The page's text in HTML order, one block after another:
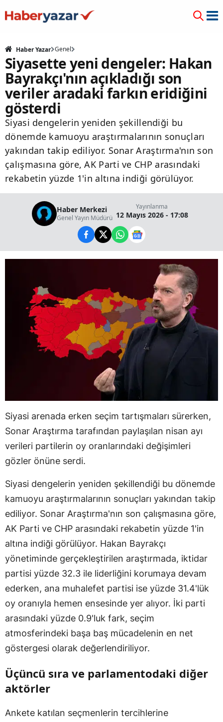
Haber Yazar Genel
Siyasette yeni dengeler: Hakan
Bayrakçı'nın açıkladığı son
veriler aradaki farkın eridiğini
gösterdi
Siyasi dengelerin yeniden şekillendiği bu
dönemde kamuoyu araştırmalarının sonuçları
yakından takip ediliyor. Sonar Araştırma'nın son
çalışmasına göre, AK Parti ve CHP arasındaki
rekabetin yüzde 1'in altına indiği görülüyor.
Haber Merkezi
Genel Yayın Müdürü
Yayınlanma
12 Mayıs 2026 - 17:08
Siyasi arenada erken seçim tartışmaları sürerken,
Sonar Araştırma tarafından paylaşılan nisan ayı
verileri partilerin oy oranlarındaki değişimleri
gözler önüne serdi.
Siyasi dengelerin yeniden şekillendiği bu dönemde
kamuoyu araştırmalarının sonuçları yakından takip
ediliyor. Sonar Araştırma'nın son çalışmasına göre,
AK Parti ve CHP arasındaki rekabetin yüzde 1'in
altına indiği görülüyor. Hakan Bayrakçı
yönetiminde gerçekleştirilen araştırmada, iktidar
partisi yüzde 32.3 ile liderliğini korumaya devam
ederken, ana muhalefet partisi ise yüzde 31.4'lük
oy oranıyla hemen ensesinde yer alıyor. İki parti
arasındaki yüzde 0.9'luk fark, seçim
atmosferindeki başa baş mücadelenin en net
göstergesi olarak değerlendiriliyor.
Üçüncü sıra ve parlamentodaki diğer
aktörler
Ankete katılan seçmenlerin tercihlerine